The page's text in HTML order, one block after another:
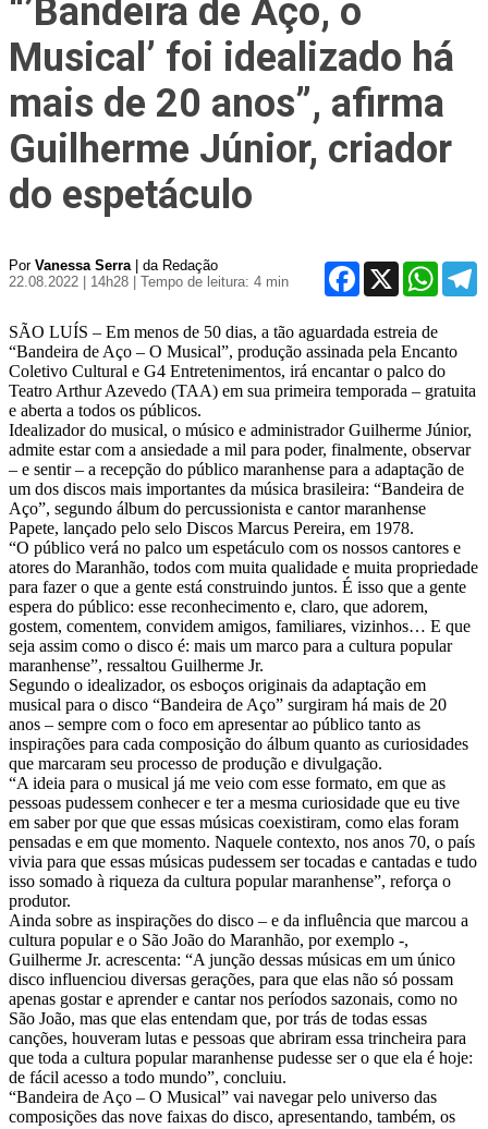
“’Bandeira de Aço, o
Musical’ foi idealizado há
mais de 20 anos”, afirma
Guilherme Júnior, criador
do espetáculo
Por Vanessa Serra| da Redação
22.08.2022 | 14h28
| Tempo de leitura: 4 min
Facebook
X
SÃO LUÍS – Em menos de 50 dias, a tão aguardada estreia de
“Bandeira de Aço – O Musical”, produção assinada pela Encanto
Coletivo Cultural e G4 Entretenimentos, irá encantar o palco do
Teatro Arthur Azevedo (TAA) em sua primeira temporada – gratuita
e aberta a todos os públicos.
Idealizador do musical, o músico e administrador Guilherme Júnior,
admite estar com a ansiedade a mil para poder, finalmente, observar
– e sentir – a recepção do público maranhense para a adaptação de
um dos discos mais importantes da música brasileira: “Bandeira de
Aço”, segundo álbum do percussionista e cantor maranhense
Papete, lançado pelo selo Discos Marcus Pereira, em 1978.
“O público verá no palco um espetáculo com os nossos cantores e
atores do Maranhão, todos com muita qualidade e muita propriedade
para fazer o que a gente está construindo juntos. É isso que a gente
espera do público: esse reconhecimento e, claro, que adorem,
gostem, comentem, convidem amigos, familiares, vizinhos… E que
seja assim como o disco é: mais um marco para a cultura popular
maranhense”, ressaltou Guilherme Jr.
Segundo o idealizador, os esboços originais da adaptação em
musical para o disco “Bandeira de Aço” surgiram há mais de 20
anos – sempre com o foco em apresentar ao público tanto as
inspirações para cada composição do álbum quanto as curiosidades
que marcaram seu processo de produção e divulgação.
“A ideia para o musical já me veio com esse formato, em que as
pessoas pudessem conhecer e ter a mesma curiosidade que eu tive
em saber por que que essas músicas coexistiram, como elas foram
pensadas e em que momento. Naquele contexto, nos anos 70, o país
vivia para que essas músicas pudessem ser tocadas e cantadas e tudo
isso somado à riqueza da cultura popular maranhense”, reforça o
produtor.
Ainda sobre as inspirações do disco – e da influência que marcou a
cultura popular e o São João do Maranhão, por exemplo -,
Guilherme Jr. acrescenta: “A junção dessas músicas em um único
disco influenciou diversas gerações, para que elas não só possam
apenas gostar e aprender e cantar nos períodos sazonais, como no
São João, mas que elas entendam que, por trás de todas essas
canções, houveram lutas e pessoas que abriram essa trincheira para
que toda a cultura popular maranhense pudesse ser o que ela é hoje:
de fácil acesso a todo mundo”, concluiu.
“Bandeira de Aço – O Musical” vai navegar pelo universo das
composições das nove faixas do disco, apresentando, também, os